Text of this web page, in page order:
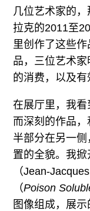
几位艺术家的
拉克的2011至
里创作了这些
品，三位艺术
的消费，以及有
在展厅里，我看
而深刻的作品
半部分在另一
置的全貌。我
（Jean-
（Poison
图像组成，展